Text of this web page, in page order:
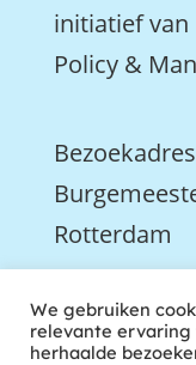
initiatief van
Policy &
Bezoekadres
Rotterdam

We gebruiken
relevante ervaring
herhaalde